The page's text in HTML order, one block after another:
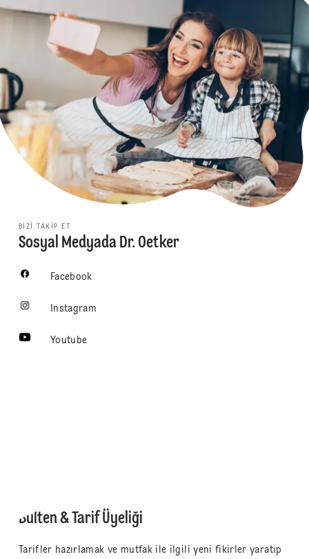
BIZI TAKIP ET
Sosyal Medyada Dr. Oetker
Facebook
Instagram
Youtube
Bülten & Tarif Üyeliği
Tarifler hazırlamak ve mutfak ile ilgili yeni fikirler yaratıp